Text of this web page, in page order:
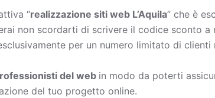
“realizzazione siti web L’Aquila” che è
non scordarti di scrivere il codice sconto a
per un numero limitato di clienti
del web in modo da poterti
del tuo progetto online.